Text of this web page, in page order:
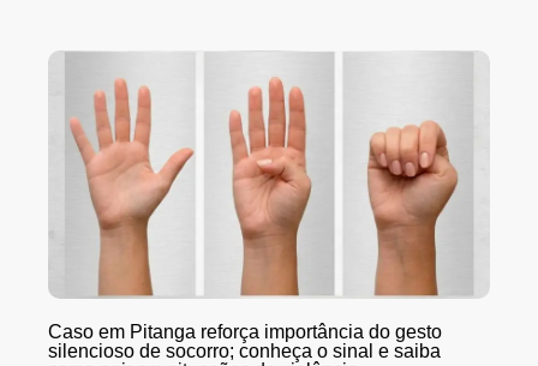
Caso em Pitanga reforça importância do gesto
silencioso de socorro; conheça o sinal e saiba